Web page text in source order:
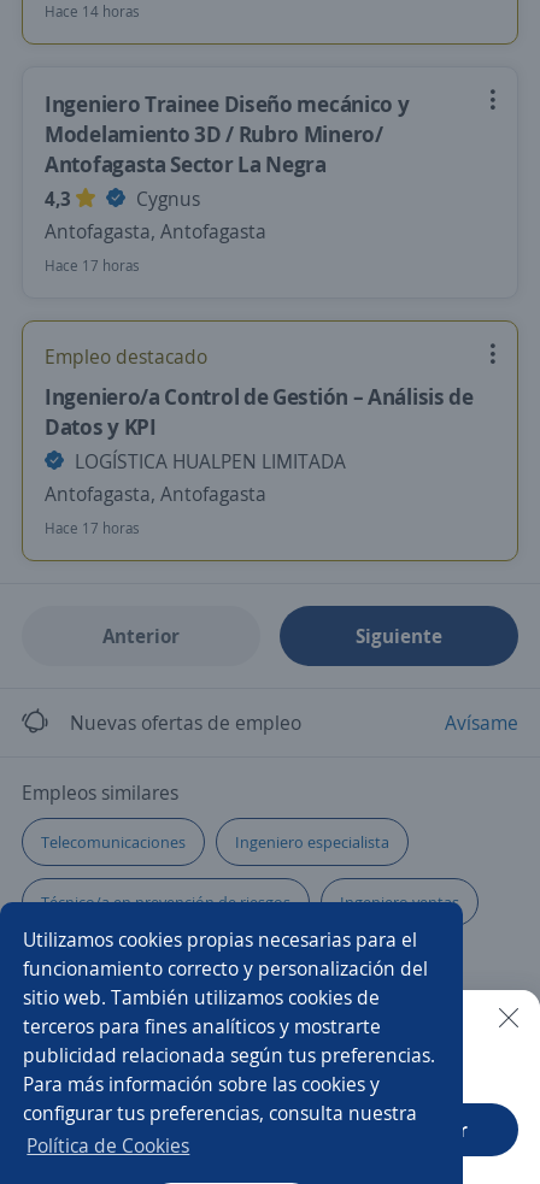
Utilizamos cookies propias necesarias para el
funcionamiento correcto y personalización del
sitio web. También utilizamos cookies de
terceros para fines analíticos y mostrarte
publicidad relacionada según tus preferencias.
Para más información sobre las cookies y
configurar tus preferencias, consulta nuestra
Política de Cookies
Hace 14 horas
Ingeniero Trainee Diseño mecánico y
Modelamiento 3D / Rubro Minero/
Antofagasta Sector La Negra
4,3
Cygnus
Antofagasta, Antofagasta
Hace 17 horas
Empleo destacado
Ingeniero/a Control de Gestión – Análisis de
Datos y KPI
LOGÍSTICA HUALPEN LIMITADA
Antofagasta, Antofagasta
Hace 17 horas
Anterior Siguiente
Nuevas ofertas de empleo Avísame
Empleos similares
Telecomunicaciones Ingeniero especialista
Técnico/a en prevención de riesgos Ingeniero ventas
Responsables Supervisor/a Captador/a
Técnico/a de soporte Administrador/a de contratos
Supervisor/a eléctrico Secretario técnico
Ingeniero/a de mantenimiento
Buscar es más fácil en la app
CT App Abrir